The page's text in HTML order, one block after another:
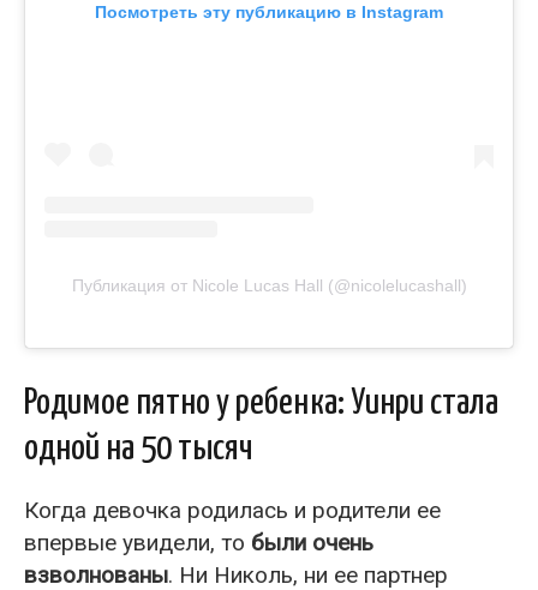
Посмотреть эту публикацию в Instagram
Публикация от Nicole Lucas Hall (@nicolelucashall)
Родимое пятно у ребенка: Уинри стала
одной на 50 тысяч
Когда девочка родилась и родители ее
впервые увидели, то были очень
взволнованы. Ни Николь, ни ее партнер